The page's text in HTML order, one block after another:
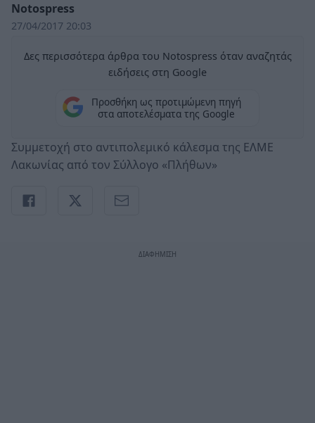
Notospress
27/04/2017 20:03
Δες περισσότερα άρθρα του Notospress όταν αναζητάς
ειδήσεις στη Google
Προσθήκη ως προτιμώμενη πηγή
στα αποτελέσματα της Google
Συμμετοχή στο αντιπολεμικό κάλεσμα της ΕΛΜΕ
Λακωνίας από τον Σύλλογο «Πλήθων»